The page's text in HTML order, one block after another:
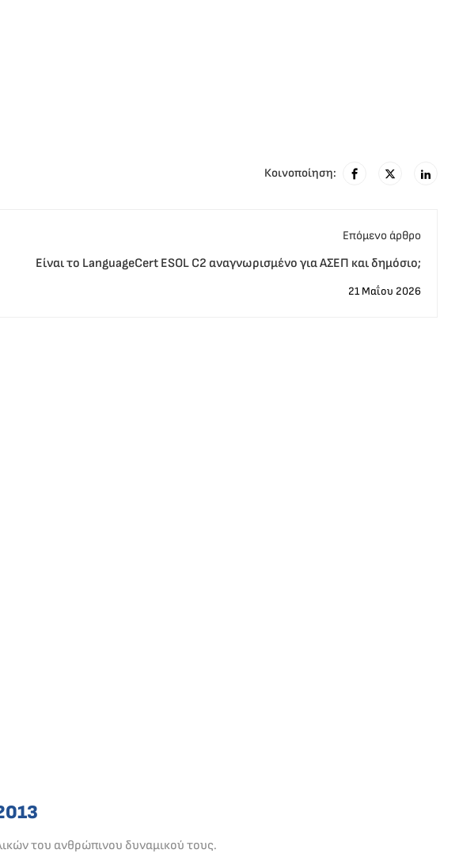
Κοινοποίηση:
Eπόμενο άρθρο
Είναι το LanguageCert ESOL C2 αναγνωρισμένο για ΑΣΕΠ και δημόσιο;
21 Μαΐου 2026
του ανθρώπινου δυναμικού τους.